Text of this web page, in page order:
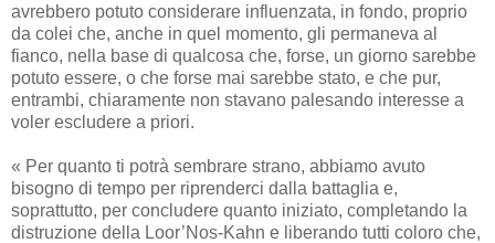
avrebbero potuto considerare influenzata, in fondo, proprio
da colei che, anche in quel momento, gli permaneva al
fianco, nella base di qualcosa che, forse, un giorno sarebbe
potuto essere, o che forse mai sarebbe stato, e che pur,
entrambi, chiaramente non stavano palesando interesse a
voler escludere a priori.
« Per quanto ti potrà sembrare strano, abbiamo avuto
bisogno di tempo per riprenderci dalla battaglia e,
soprattutto, per concludere quanto iniziato, completando la
distruzione della Loor’Nos-Kahn e liberando tutti coloro che,